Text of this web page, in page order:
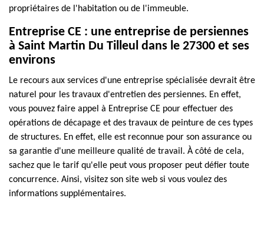
propriétaires de l'habitation ou de l'immeuble.
Entreprise CE : une entreprise de persiennes
à Saint Martin Du Tilleul dans le 27300 et ses
environs
Le recours aux services d'une entreprise spécialisée devrait être
naturel pour les travaux d'entretien des persiennes. En effet,
vous pouvez faire appel à Entreprise CE pour effectuer des
opérations de décapage et des travaux de peinture de ces types
de structures. En effet, elle est reconnue pour son assurance ou
sa garantie d'une meilleure qualité de travail. À côté de cela,
sachez que le tarif qu'elle peut vous proposer peut défier toute
concurrence. Ainsi, visitez son site web si vous voulez des
informations supplémentaires.